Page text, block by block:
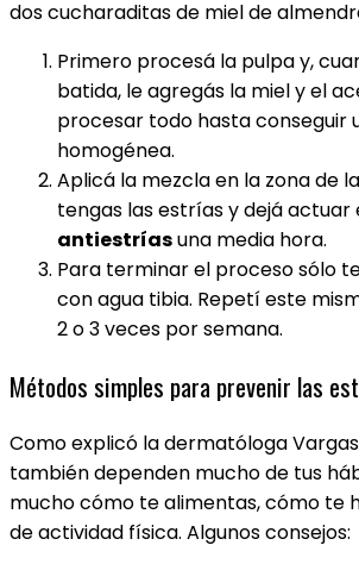
dos cucharaditas de miel de
Primero procesá la pulpa y,
batida, le agregás la miel y el
procesar todo hasta conseguir
homogénea.
Aplicá la mezcla en la zona de
tengas las estrías y dejá actuar
antiestríasuna media hora.
Para terminar el proceso sólo
con agua tibia. Repetí este
2 o 3 veces por semana.
Métodos simples para prevenir las
Como explicó la dermatóloga
también dependen mucho de tus
mucho cómo te alimentas, cómo te
de actividad física. Algunos consejos: